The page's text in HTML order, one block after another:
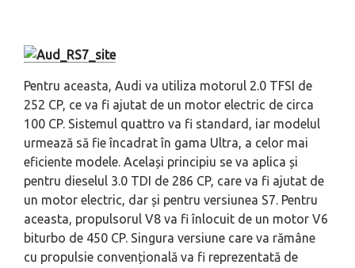
Pentru aceasta, Audi va utiliza motorul 2.0 TFSI de
252 CP, ce va fi ajutat de un motor electric de circa
100 CP. Sistemul quattro va fi standard, iar modelul
urmează să fie încadrat în gama Ultra, a celor mai
eficiente modele. Același principiu se va aplica și
pentru dieselul 3.0 TDI de 286 CP, care va fi ajutat de
un motor electric, dar și pentru versiunea S7. Pentru
aceasta, propulsorul V8 va fi înlocuit de un motor V6
biturbo de 450 CP. Singura versiune care va rămâne
cu propulsie convențională va fi reprezentată de